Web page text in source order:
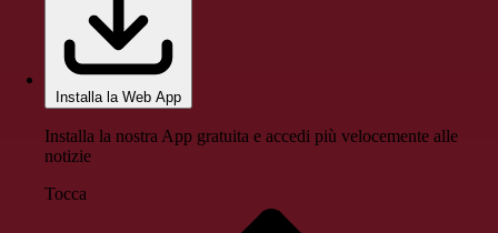
Installa la Web App
Installa la nostra App gratuita e accedi più velocemente alle
notizie
Tocca